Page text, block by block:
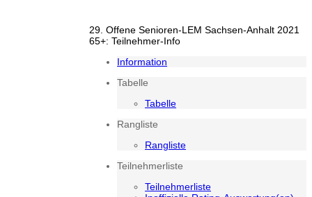
29. Offene Senioren-LEM Sachsen-Anhalt 2021
65+: Teilnehmer-Info
Information
Tabelle
Tabelle
Rangliste
Rangliste
Teilnehmerliste
Teilnehmerliste